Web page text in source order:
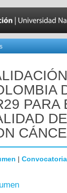
PARA
| Convocatoria